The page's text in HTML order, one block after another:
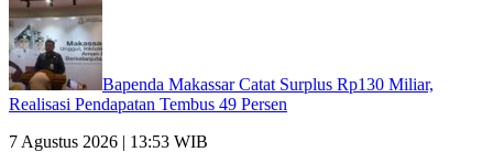
Bapenda Makassar Catat Surplus Rp130 Miliar,
Realisasi Pendapatan Tembus 49 Persen
7 Agustus 2026 | 13:53 WIB